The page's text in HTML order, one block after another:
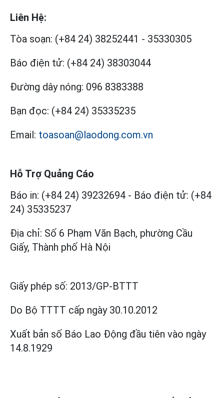
Liên Hệ:
Tòa soạn: (+84 24) 38252441 - 35330305
Báo điện tử: (+84 24) 38303044
Đường dây nóng: 096 8383388
Bạn đọc: (+84 24) 35335235
Email: toasoan@laodong.com.vn
Hỗ Trợ Quảng Cáo
Báo in: (+84 24) 39232694 - Báo điện tử: (+84
24) 35335237
Địa chỉ: Số 6 Phạm Văn Bạch, phường Cầu
Giấy, Thành phố Hà Nội
Giấy phép số: 2013/GP-BTTT
Do Bộ TTTT cấp ngày 30.10.2012
Xuất bản số Báo Lao Động đầu tiên vào ngày
14.8.1929